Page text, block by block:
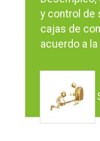
y control de
cajas de
acuerdo a